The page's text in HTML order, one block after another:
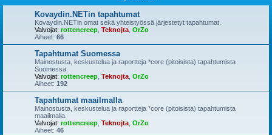
Kovaydin.NETin tapahtumat
Kovaydin.NETin omat sekä yhteistyössä järjestetyt tapahtumat.
Valvojat: rottencreep Teknojta OrZo
Aiheet: 66
Tapahtumat Suomessa
Mainostusta, keskustelua ja raportteja *core (pitoisista) tapahtumista
Suomessa.
Valvojat: rottencreep Teknojta OrZo
Aiheet: 192
Tapahtumat maailmalla
Mainostusta, keskustelua ja raportteja *core (pitoisista) tapahtumista
maailmalla.
Valvojat: rottencreep Teknojta OrZo
Aiheet: 46